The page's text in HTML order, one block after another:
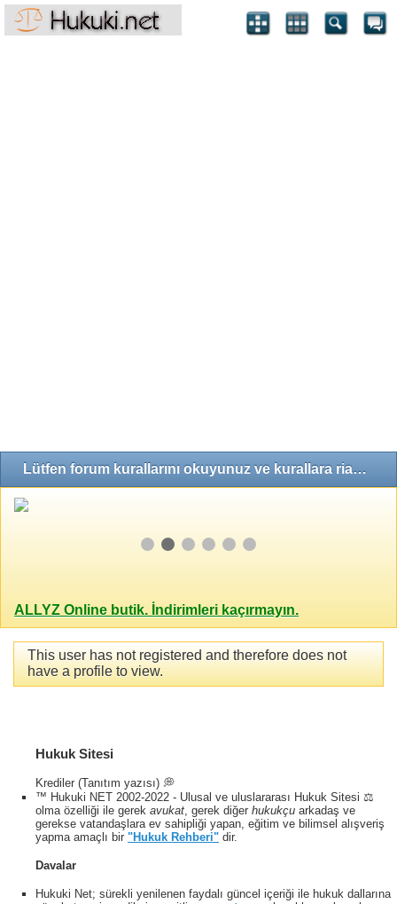
Lütfen forum kurallarını okuyunuz ve kurallara riayet ediniz!
ALLYZ Online butik. İndirimleri kaçırmayın.
This user has not registered and therefore does not
have a profile to view.
Hukuk Sitesi
Krediler (Tanıtım yazısı) 💭
™ Hukuki NET 2002-2022 - Ulusal ve uluslararası Hukuk Sitesi ⚖️
olma özelliği ile gerek avukat , gerek diğer hukukçu arkadaş ve
gerekse vatandaşlara ev sahipliği yapan, eğitim ve bilimsel alışveriş
yapma amaçlı bir "Hukuk Rehberi" dir.
Davalar
Hukuki Net; sürekli yenilenen faydalı güncel içeriği ile hukuk dallarına